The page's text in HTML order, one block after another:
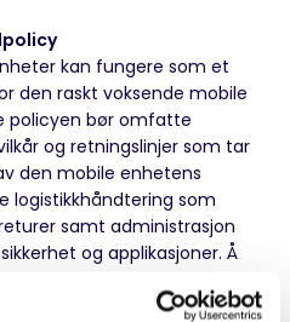
kan fungere som et
den raskt voksende mobile
policyen bør omfatte
og retningslinjer som tar
den mobile enhetens
logistikkhåndtering som
samt administrasjon
og applikasjoner. Å
dokument eller et felles